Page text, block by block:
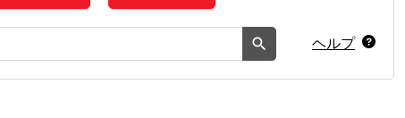
ヘルプ